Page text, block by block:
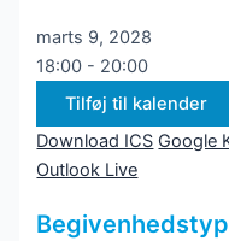
marts 9, 2028
18:00 - 20:00
Tilføj til kalender
Download ICS Google
Outlook Live